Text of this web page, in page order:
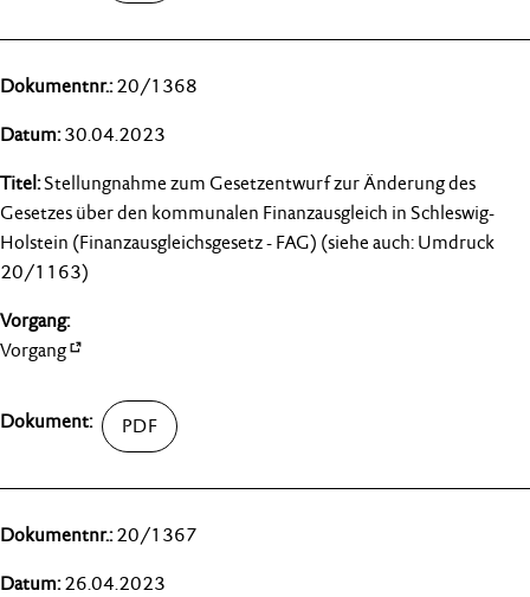
20/1368
30.04.2023
Stellungnahme zum Gesetzentwurf zur Änderung des
Gesetzes über den kommunalen Finanzausgleich in Schleswig-
Holstein (Finanzausgleichsgesetz - FAG) (siehe auch: Umdruck
20/1163)
Vorgang
20/1367
26.04.2023